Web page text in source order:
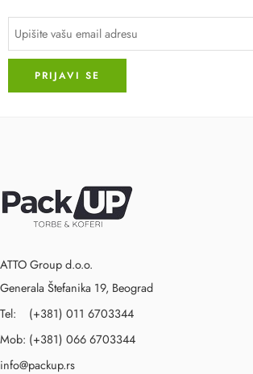
ATTO Group d.o.o.
Generala Štefanika 19, Beograd
Tel: (+381) 011 6703344
Mob: (+381) 066 6703344
info@packup.rs